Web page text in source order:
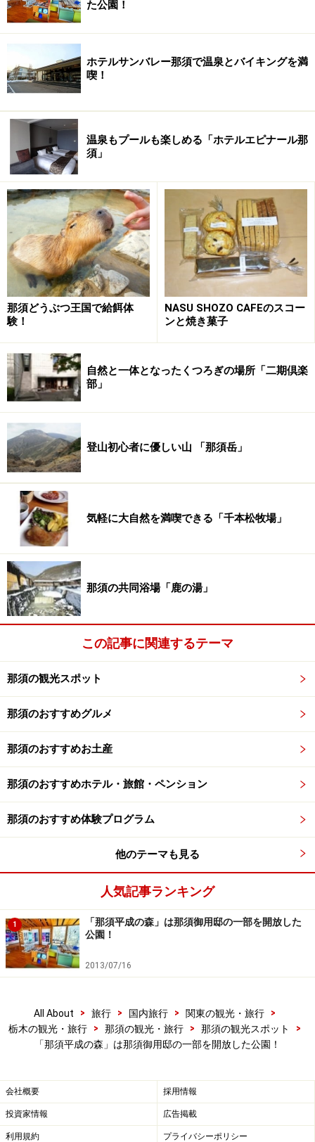
た公園！
ホテルサンバレー那須で温泉とバイキングを満
喫！
温泉もプールも楽しめる「ホテルエピナール那
須」
那須どうぶつ王国で給餌体
験！
NASU SHOZO CAFEのスコー
ンと焼き菓子
自然と一体となったくつろぎの場所「二期倶楽
部」
登山初心者に優しい山 「那須岳」
気軽に大自然を満喫できる「千本松牧場」
那須の共同浴場「鹿の湯」
この記事に関連するテーマ
那須の観光スポット
那須のおすすめグルメ
那須のおすすめお土産
那須のおすすめホテル・旅館・ペンション
那須のおすすめ体験プログラム
他のテーマも見る
人気記事ランキング
1
「那須平成の森」は那須御用邸の一部を開放した
公園！
2013/07/16
All About > 旅行 > 国内旅行 > 関東の観光・旅行
>
栃木の観光・旅行
> 那須の観光・旅行 > 那須の観光スポット
>
「那須平成の森」は那須御用邸の一部を開放した公園！
会社概要 採用情報
投資家情報 広告掲載
利用規約 プライバシーポリシー